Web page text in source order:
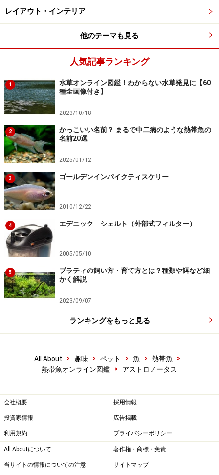
レイアウト・インテリア
他のテーマも見る
人気記事ランキング
1
水草オンライン図鑑！わからない水草発見に【60
種全画像付き】
2023/10/18
2
かっこいい名前？ まるで中二病のような熱帯魚の
名前20選
2025/01/12
3 ゴールデンインパイクティスケリー
2010/12/22
4 エデニック シェルト（外部式フィルター）
2005/05/10
5
プラティの飼い方・育て方とは？種類や餌など細
かく解説
2023/09/07
ランキングをもっと見る
All About > 趣味 > ペット > 魚 > 熱帯魚
>
熱帯魚オンライン図鑑
> アストロノータス
会社概要 採用情報
投資家情報 広告掲載
利用規約 プライバシーポリシー
All Aboutについて 著作権・商標・免責
当サイトの情報についての注意 サイトマップ